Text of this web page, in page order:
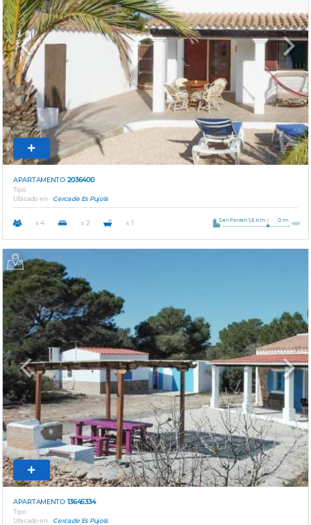
Previous Next
APARTAMENTO 2036400
Tipo
Ubicado en
Cerca de Es Pujols
x 4 x 2 x 1 San Ferran 1,5 Km 0 m.
Previous Next
APARTAMENTO 13645334
Tipo
Ubicado en
Cerca de Es Pujols